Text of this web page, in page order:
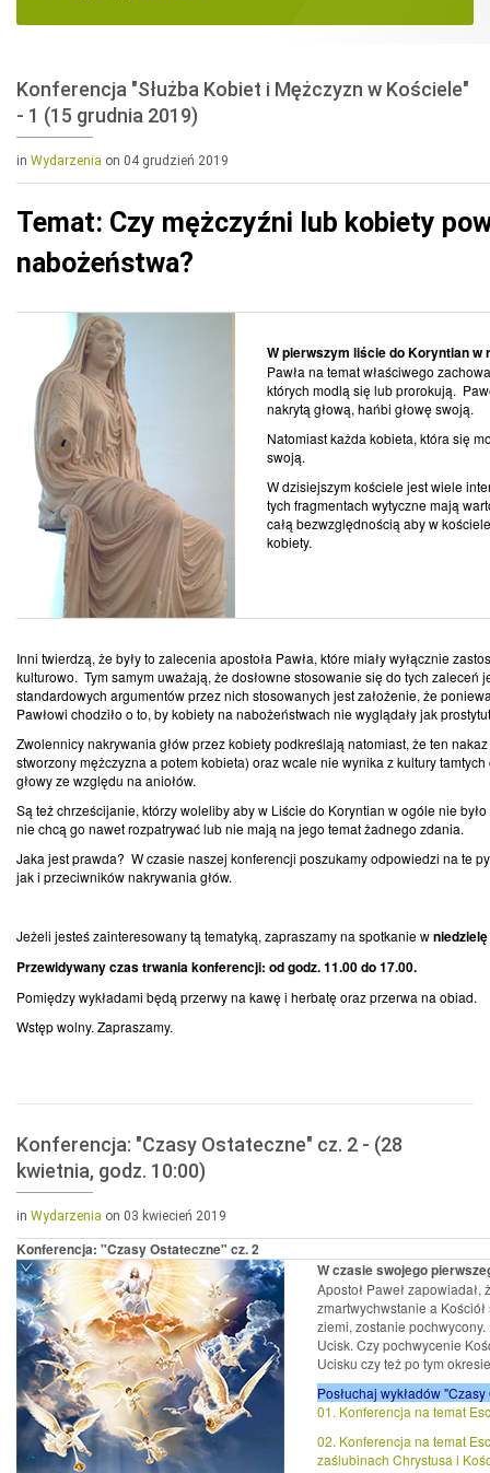
Konferencja "Służba Kobiet i Mężczyzn w Kościele"
- 1 (15 grudnia 2019)
in Wydarzenia on 04 grudzień 2019
Temat: Czy mężczyźni lub kobiety
nabożeństwa?
W pierwszym liście do Koryntian w
Pawła na temat właściwego
których modlą się lub prorokują.
nakrytą głową, hańbi głowę swoją.
Natomiast każda kobieta, która się
swoją.
W dzisiejszym kościele jest wiele
tych fragmentach wytyczne mają
całą bezwzględnością aby w
kobiety.
Inni twierdzą, że były to zalecenia apostoła Pawła, które miały wyłącznie
kulturowo. Tym samym uważają, że dosłowne stosowanie się do tych
standardowych argumentów przez nich stosowanych jest założenie, że
Pawłowi chodziło o to, by kobiety na nabożeństwach nie wyglądały jak
Zwolennicy nakrywania głów przez kobiety podkreślają natomiast, że ten
stworzony mężczyzna a potem kobieta) oraz wcale nie wynika z kultury
głowy ze względu na aniołów.
Są też chrześcijanie, którzy woleliby aby w Liście do Koryntian w ogóle nie
nie chcą go nawet rozpatrywać lub nie mają na jego temat żadnego zdania.
Jaka jest prawda? W czasie naszej konferencji poszukamy odpowiedzi na te
jak i przeciwników nakrywania głów.
Jeżeli jesteś zainteresowany tą tematyką, zapraszamy na spotkanie w
Przewidywany czas trwania konferencji: od godz. 11.00 do 17.00.
Pomiędzy wykładami będą przerwy na kawę i herbatę oraz przerwa na obiad.
Wstęp wolny. Zapraszamy.
Konferencja: "Czasy Ostateczne" cz. 2 - (28
kwietnia, godz. 10:00)
in Wydarzenia on 03 kwiecień 2019
Konferencja: "Czasy Ostateczne" cz. 2
W czasie swojego
Apostoł Paweł
zmartwychwstanie a
ziemi, zostanie
Ucisk. Czy pochwycenie
Ucisku czy też po tym
Posłuchaj wykładów
01. Konferencja na temat
02. Konferencja na temat
zaślubinach Chrystusa i